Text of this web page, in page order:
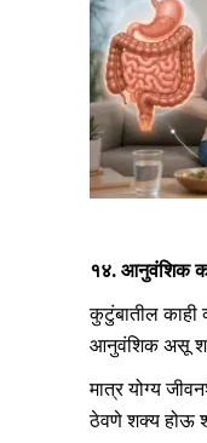
१४. आनुवंशिक
कुटुंबातील काही
आनुवंशिक असू
मात्र योग्य
ठेवणे शक्य होऊ